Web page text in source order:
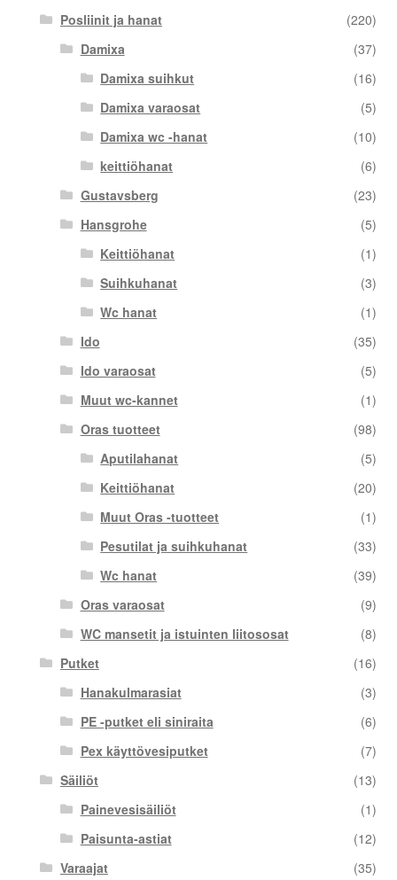
Posliinit ja hanat
(220)
Damixa
(37)
Damixa suihkut
(16)
Damixa varaosat
(5)
Damixa wc -hanat
(10)
keittiöhanat
(6)
Gustavsberg
(23)
Hansgrohe
(5)
Keittiöhanat
(1)
Suihkuhanat
(3)
Wc hanat
(1)
Ido
(35)
Ido varaosat
(5)
Muut wc-kannet
(1)
Oras tuotteet
(98)
Aputilahanat
(5)
Keittiöhanat
(20)
Muut Oras -tuotteet
(1)
Pesutilat ja suihkuhanat
(33)
Wc hanat
(39)
Oras varaosat
(9)
WC mansetit ja istuinten liitososat
(8)
Putket
(16)
Hanakulmarasiat
(3)
PE -putket eli siniraita
(6)
Pex käyttövesiputket
(7)
Säiliöt
(13)
Painevesisäiliöt
(1)
Paisunta-astiat
(12)
Varaajat
(35)